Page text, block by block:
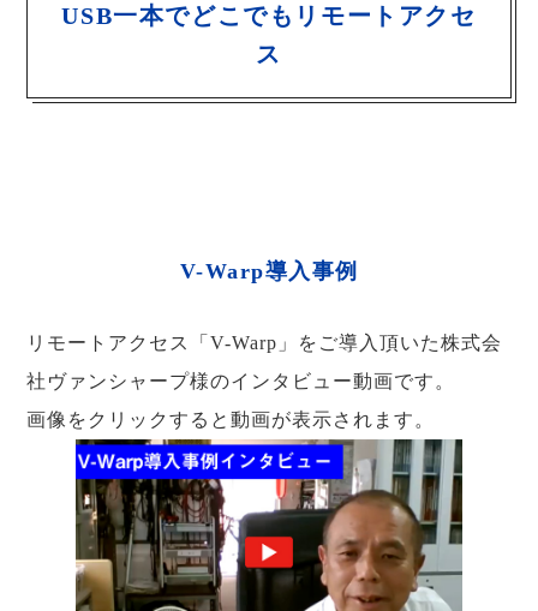
USB一本でどこでもリモートアクセ
ス
V-Warp導入事例
リモートアクセス「V-Warp」をご導入頂いた株式会
社ヴァンシャープ様のインタビュー動画です。
画像をクリックすると動画が表示されます。